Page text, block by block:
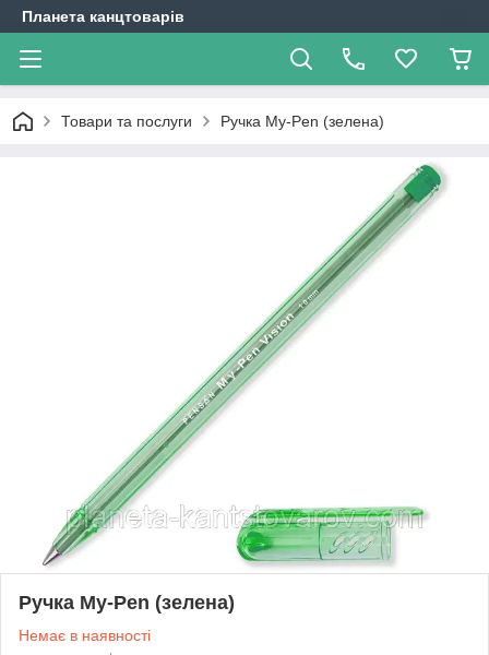
Планета канцтоварів
Товари та послуги Ручка My-Pen (зелена)
Ручка My-Pen (зелена)
Немає в наявності